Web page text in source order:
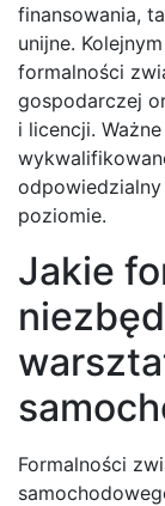
finansowania,
unijne.
formalności
gospodarczej
i licencji.
odpowiedzialny
poziomie.
Jakie
Formalności